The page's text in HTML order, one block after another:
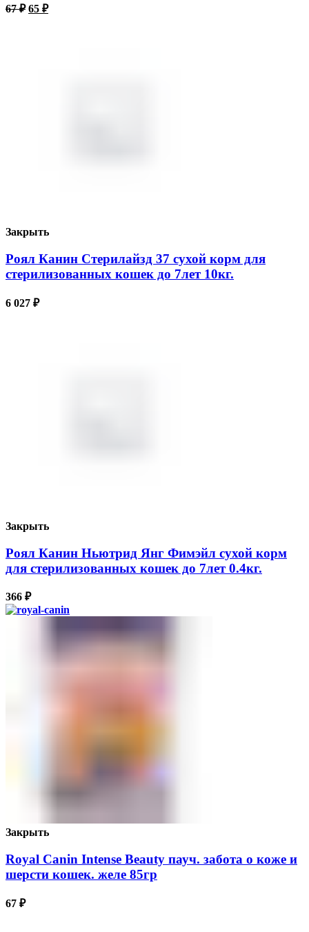
67₽ 65 ₽
Закрыть
Роял Канин Стерилайзд 37 сухой корм для
стерилизованных кошек до 7лет 10кг.
6 027 ₽
Закрыть
Роял Канин Ньютрид Янг Фимэйл сухой корм
для стерилизованных кошек до 7лет 0.4кг.
366 ₽
Закрыть
Royal Canin Intense Beauty пауч. забота о коже и
шерсти кошек. желе 85гр
67 ₽